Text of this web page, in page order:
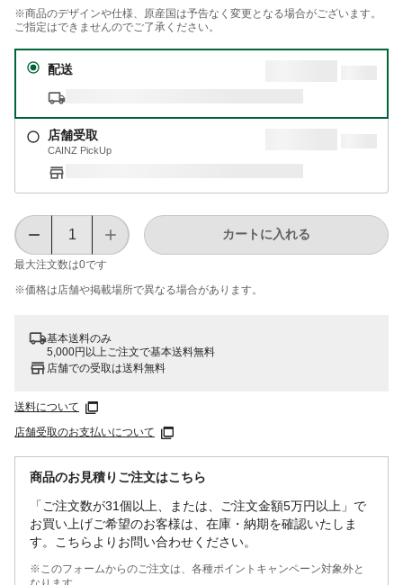
※商品のデザインや仕様、原産国は予告なく変更となる場合がございます。
ご指定はできませんのでご了承ください。
配送
店舗受取
CAINZ PickUp
最大注文数は0です
カートに入れる
※価格は​店舗や​掲載場所で​異なる​場合が​あります。
基本送料のみ
5,000円以上ご注文で基本送料無料
店舗での受取は送料無料
送料について
店舗受取のお支払いについて
商品のお見積りご注文はこちら
「ご注文数が31個以上、または、ご注文金額5万円以上」で
お買い上げご希望のお客様は、在庫・納期を確認いたしま
す。こちらよりお問い合わせください。
※このフォームからのご注文は、各種ポイントキャンペーン対象外と